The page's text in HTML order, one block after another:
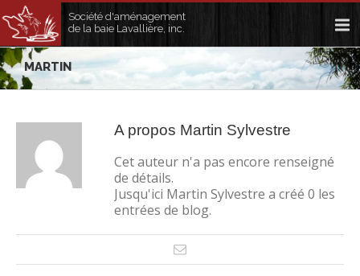
Société d'aménagement
de la baie Lavallière, inc.
MARTIN
A propos Martin Sylvestre
Cet auteur n'a pas encore renseigné
de détails.
Jusqu'ici Martin Sylvestre a créé 0 les
entrées de blog.